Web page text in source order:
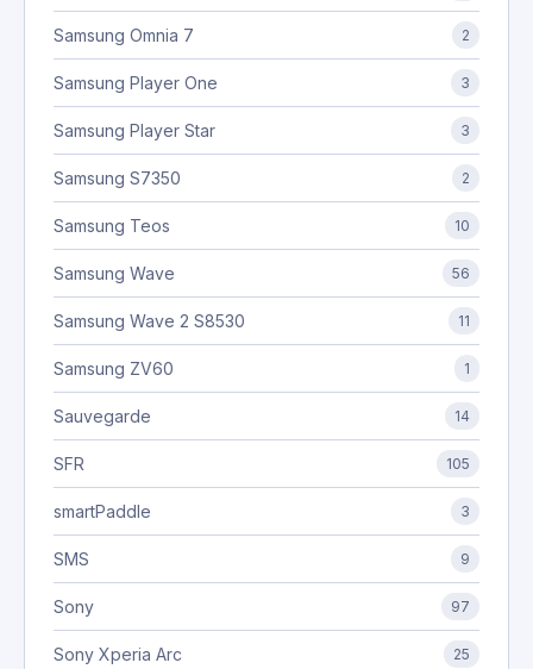
Samsung Omnia 7 2
Samsung Player One 3
Samsung Player Star 3
Samsung S7350 2
Samsung Teos 10
Samsung Wave 56
Samsung Wave 2 S8530 11
Samsung ZV60 1
Sauvegarde 14
SFR 105
smartPaddle 3
SMS 9
Sony 97
Sony Xperia Arc 25